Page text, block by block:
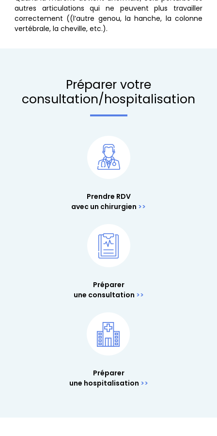
autres articulations qui ne peuvent plus travailler
correctement ((l’autre genou, la hanche, la colonne
vertébrale, la cheville, etc.).
Préparer votre
consultation/hospitalisation
Prendre RDV
avec un chirurgien
Préparer
une consultation
Préparer
une hospitalisation